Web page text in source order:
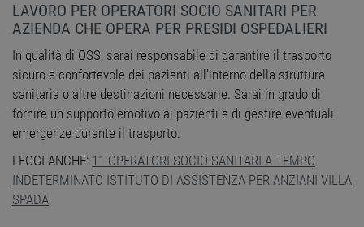
LAVORO PER OPERATORI SOCIO SANITARI PER
AZIENDA CHE OPERA PER PRESIDI OSPEDALIERI
In qualità di OSS, sarai responsabile di garantire il trasporto
sicuro e confortevole dei pazienti all'interno della struttura
sanitaria o altre destinazioni necessarie. Sarai in grado di
fornire un supporto emotivo ai pazienti e di gestire eventuali
emergenze durante il trasporto.
LEGGI ANCHE: 11 OPERATORI SOCIO SANITARI A TEMPO
INDETERMINATO ISTITUTO DI ASSISTENZA PER ANZIANI VILLA
SPADA